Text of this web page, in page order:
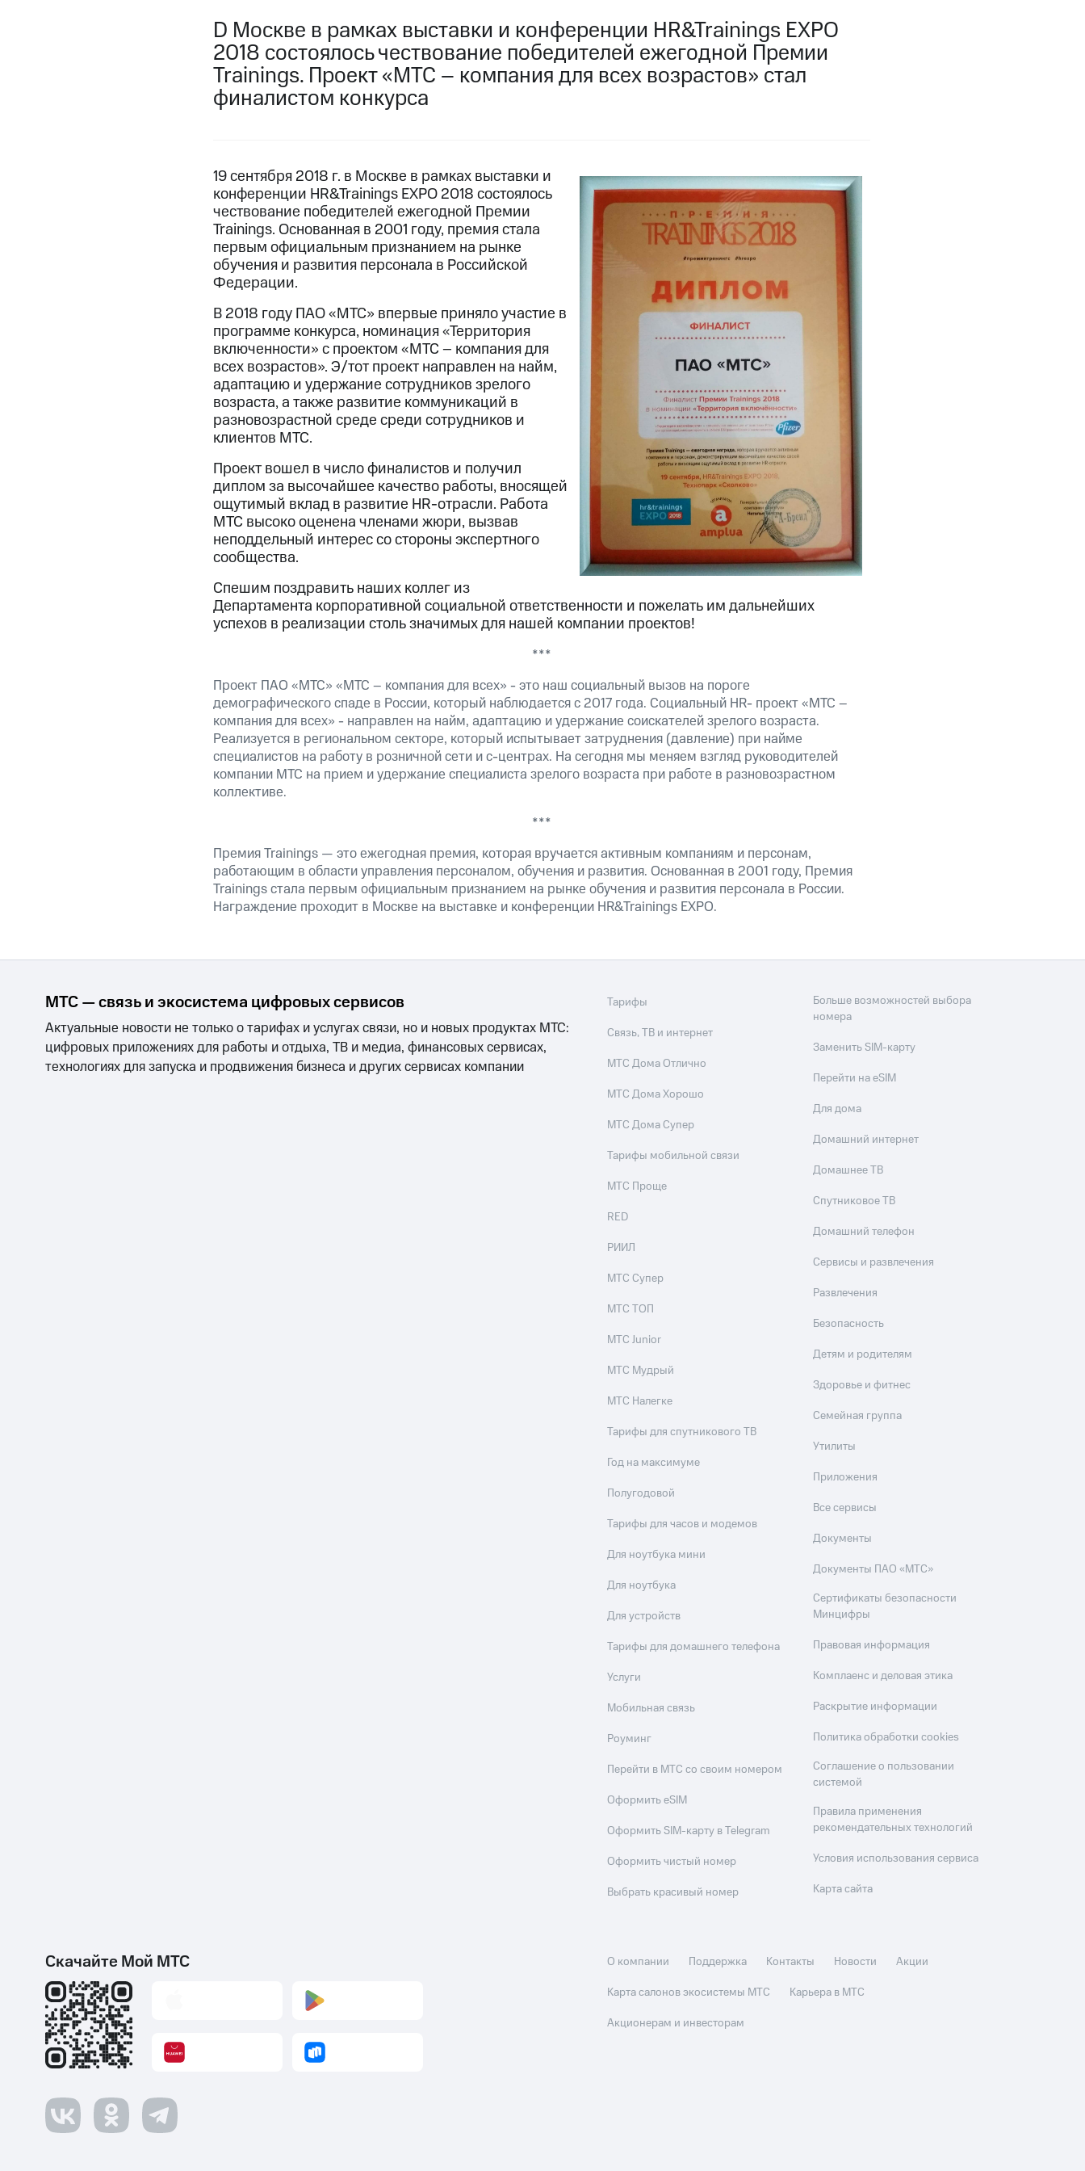
D Москве в рамках выставки и конференции HR&Trainings EXPO
2018 состоялось чествование победителей ежегодной Премии
Trainings. Проект «МТС – компания для всех возрастов» стал
финалистом конкурса
19 сентября 2018 г. в Москве в рамках выставки и
конференции HR&Trainings EXPO 2018 состоялось
чествование победителей ежегодной Премии
Trainings. Основанная в 2001 году, премия стала
первым официальным признанием на рынке
обучения и развития персонала в Российской
Федерации.
В 2018 году ПАО «МТС» впервые приняло участие в
программе конкурса, номинация «Территория
включенности» с проектом «МТС – компания для
всех возрастов». Э/тот проект направлен на найм,
адаптацию и удержание сотрудников зрелого
возраста, а также развитие коммуникаций в
разновозрастной среде среди сотрудников и
клиентов МТС.
Проект вошел в число финалистов и получил
диплом за высочайшее качество работы, вносящей
ощутимый вклад в развитие HR-отрасли. Работа
МТС высоко оценена членами жюри, вызвав
неподдельный интерес со стороны экспертного
сообщества.
Спешим поздравить наших коллег из
Департамента корпоративной социальной ответственности и пожелать им дальнейших
успехов в реализации столь значимых для нашей компании проектов!
***
Проект ПАО «МТС» «МТС – компания для всех» - это наш социальный вызов на пороге
демографического спаде в России, который наблюдается с 2017 года. Социальный HR- проект «МТС –
компания для всех» - направлен на найм, адаптацию и удержание соискателей зрелого возраста.
Реализуется в региональном секторе, который испытывает затруднения (давление) при найме
специалистов на работу в розничной сети и с-центрах. На сегодня мы меняем взгляд руководителей
компании МТС на прием и удержание специалиста зрелого возраста при работе в разновозрастном
коллективе.
***
Премия Trainings — это ежегодная премия, которая вручается активным компаниям и персонам,
работающим в области управления персоналом, обучения и развития. Основанная в 2001 году, Премия
Trainings стала первым официальным признанием на рынке обучения и развития персонала в России.
Награждение проходит в Москве на выставке и конференции HR&Trainings EXPO.
МТС — связь и экосистема цифровых сервисов
Актуальные новости не только о тарифах и услугах связи, но и новых продуктах МТС:
цифровых приложениях для работы и отдыха, ТВ и медиа, финансовых сервисах,
технологиях для запуска и продвижения бизнеса и других сервисах компании
Тарифы
Связь, ТВ и интернет
МТС Дома Отлично
МТС Дома Хорошо
МТС Дома Супер
Тарифы мобильной связи
МТС Проще
RED
РИИЛ
МТС Супер
МТС ТОП
МТС Junior
МТС Мудрый
МТС Налегке
Тарифы для спутникового ТВ
Год на максимуме
Полугодовой
Тарифы для часов и модемов
Для ноутбука мини
Для ноутбука
Для устройств
Тарифы для домашнего телефона
Услуги
Мобильная связь
Роуминг
Перейти в МТС со своим номером
Оформить eSIM
Оформить SIM-карту в Telegram
Оформить чистый номер
Выбрать красивый номер
Больше возможностей выбора
номера
Заменить SIM-карту
Перейти на eSIM
Для дома
Домашний интернет
Домашнее ТВ
Спутниковое ТВ
Домашний телефон
Сервисы и развлечения
Развлечения
Безопасность
Детям и родителям
Здоровье и фитнес
Семейная группа
Утилиты
Приложения
Все сервисы
Документы
Документы ПАО «МТС»
Сертификаты безопасности
Минцифры
Правовая информация
Комплаенс и деловая этика
Раскрытие информации
Политика обработки cookies
Соглашение о пользовании
системой
Правила применения
рекомендательных технологий
Условия использования сервиса
Карта сайта
Скачайте Мой МТС О компании Поддержка Контакты Новости
Акции
Карта салонов экосистемы МТС
Карьера в МТС
Акционерам и инвесторам